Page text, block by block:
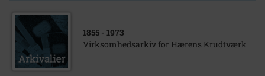
1855 - 1973
Virksomhedsarkiv for Hærens Krudtværk